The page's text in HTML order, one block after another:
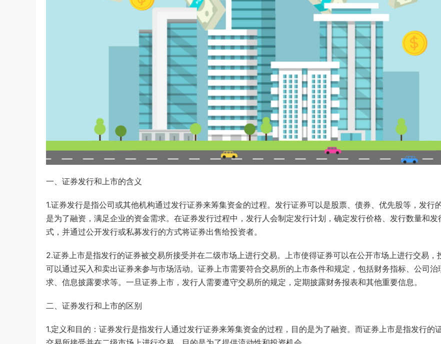
一、证券发行和上市的含义
1.证券发行是指公司或其他机构通过发行证券来筹集资金的过程。发行证券可以是股票、债券、优先股等，发行
是为了融资，满足企业的资金需求。在证券发行过程中，发行人会制定发行计划，确定发行价格、发行数量和发
式，并通过公开发行或私募发行的方式将证券出售给投资者。
2.证券上市是指发行的证券被交易所接受并在二级市场上进行交易。上市使得证券可以在公开市场上进行交易，
可以通过买入和卖出证券来参与市场活动。证券上市需要符合交易所的上市条件和规定，包括财务指标、公司治
求、信息披露要求等。一旦证券上市，发行人需要遵守交易所的规定，定期披露财务报表和其他重要信息。
二、证券发行和上市的区别
1.定义和目的：证券发行是指发行人通过发行证券来筹集资金的过程，目的是为了融资。而证券上市是指发行的